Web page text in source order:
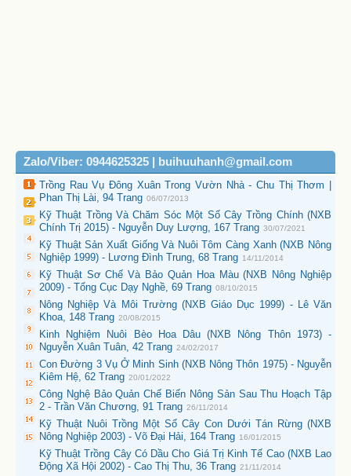
Zalo/Viber: 0944625325 | buihuuhanh@gmail.com
Trồng Rau Vụ Đông Xuân Trong Vườn Nhà - Chu Thị Thơm |
Phan Thị Lài, 94 Trang 06/07/2013
Kỹ Thuật Trồng Và Chăm Sóc Một Số Cây Trồng Chính (NXB
Chính Trị 2015) - Nguyễn Duy Lượng, 167 Trang 30/07/2021
Kỹ Thuật Sản Xuất Giống Và Nuôi Tôm Càng Xanh (NXB Nông
Nghiệp 1999) - Lương Đình Trung, 68 Trang 14/11/2014
Kỹ Thuật Sơ Chế Và Bảo Quản Hoa Màu (NXB Nông Nghiệp
2009) - Tổng Cục Dạy Nghề, 69 Trang 08/10/2015
Nông Nghiệp Và Môi Trường (NXB Giáo Dục 1999) - Lê Văn
Khoa, 148 Trang 20/08/2015
Kinh Nghiệm Nuôi Bèo Hoa Dâu (NXB Nông Thôn 1973) -
Nguyễn Xuân Tuân, 42 Trang 24/02/2017
Con Đường 3 Vụ Ở Minh Sinh (NXB Nông Thôn 1975) - Nguyễn
Kiêm Hệ, 62 Trang 20/01/2022
Công Nghệ Bảo Quản Chế Biến Nông Sản Sau Thu Hoạch Tập
2 - Trần Văn Chương, 91 Trang 26/11/2014
Kỹ Thuật Nuôi Trồng Một Số Cây Con Dưới Tán Rừng (NXB
Nông Nghiệp 2003) - Võ Đại Hải, 164 Trang 16/01/2015
Kỹ Thuật Trồng Cây Có Dầu Cho Giá Trị Kinh Tế Cao (NXB Lao
Động Xã Hội 2002) - Cao Thị Thu, 36 Trang 21/11/2014